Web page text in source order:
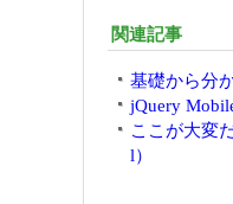
関連記事
基礎から分
jQuery
ここが大変
l）